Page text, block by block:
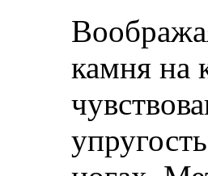
камня на